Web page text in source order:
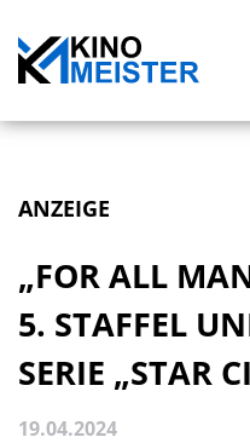
ANZEIGE
„FOR ALL
5. STAFFEL
SERIE „STAR
19.04.2024